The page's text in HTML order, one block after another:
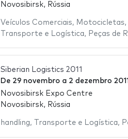
Novosibirsk, Rússia
Veículos Comerciais, Motocicletas,
Transporte e Logística, Peças de
Siberian Logistics 2011
De 29 novembro a 2 dezembro 2011
Novosibirsk Expo Centre
Novosibirsk, Rússia
handling, Transporte e Logística,